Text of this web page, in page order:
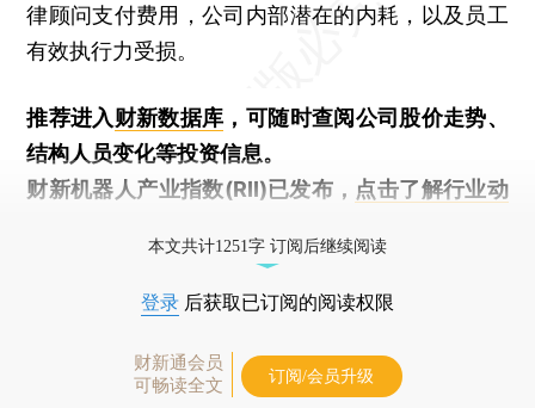
律顾问支付费用，公司内部潜在的内耗，以及员工
有效执行力受损。
推荐进入财新数据库 ，可随时查阅公司股价走势、
结构人员变化等投资信息。
财新机器人产业指数(RII)已发布， 点击了解行业动
本文共计1251字 订阅后继续阅读
登录 后获取已订阅的阅读权限
财新通会员
可畅读全文
订阅/会员升级